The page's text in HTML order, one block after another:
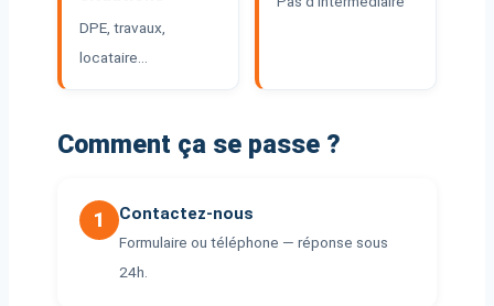
DPE, travaux,
locataire…
Comment ça se passe ?
1 Contactez-nous
Formulaire ou téléphone — réponse sous
24h.